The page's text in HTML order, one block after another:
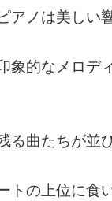
アノは美しい
象的なメロデ
る曲たちが並
トの上位に食